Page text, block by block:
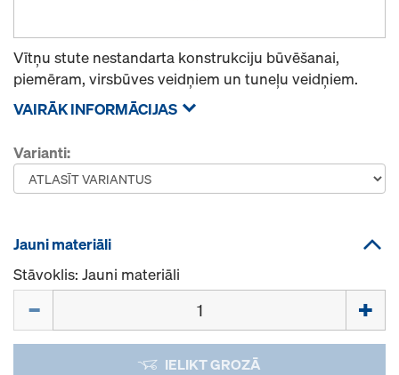
Vītņu stute nestandarta konstrukciju būvēšanai,
piemēram, virsbūves veidņiem un tuneļu veidņiem.
VAIRĀK INFORMĀCIJAS
Varianti:
Jauni materiāli
Stāvoklis: Jauni materiāli
IELIKT GROZĀ